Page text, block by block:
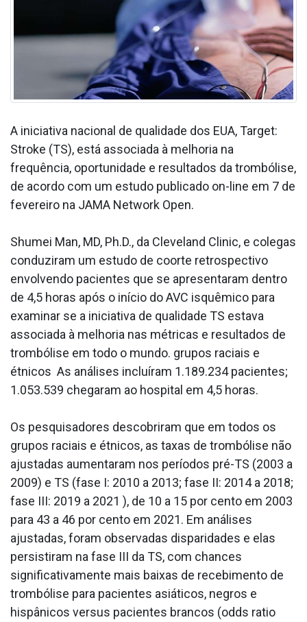
A iniciativa nacional de qualidade dos EUA, Target:
Stroke (TS), está associada à melhoria na
frequência, oportunidade e resultados da trombólise,
de acordo com um estudo publicado on-line em 7 de
fevereiro na JAMA Network Open.
Shumei Man, MD, Ph.D., da Cleveland Clinic, e colegas
conduziram um estudo de coorte retrospectivo
envolvendo pacientes que se apresentaram dentro
de 4,5 horas após o início do AVC isquêmico para
examinar se a iniciativa de qualidade TS estava
associada à melhoria nas métricas e resultados de
trombólise em todo o mundo. grupos raciais e
étnicos As análises incluíram 1.189.234 pacientes;
1.053.539 chegaram ao hospital em 4,5 horas.
Os pesquisadores descobriram que em todos os
grupos raciais e étnicos, as taxas de trombólise não
ajustadas aumentaram nos períodos pré-TS (2003 a
2009) e TS (fase I: 2010 a 2013; fase II: 2014 a 2018;
fase III: 2019 a 2021 ), de 10 a 15 por cento em 2003
para 43 a 46 por cento em 2021. Em análises
ajustadas, foram observadas disparidades e elas
persistiram na fase III da TS, com chances
significativamente mais baixas de recebimento de
trombólise para pacientes asiáticos, negros e
hispânicos versus pacientes brancos (odds ratio